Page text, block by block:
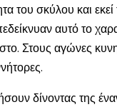
του σκύλου και
αυτό το
Στους αγώνες
δίνοντας της